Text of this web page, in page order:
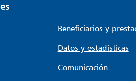
Beneficiarios y
Datos y estadísticas
Comunicación